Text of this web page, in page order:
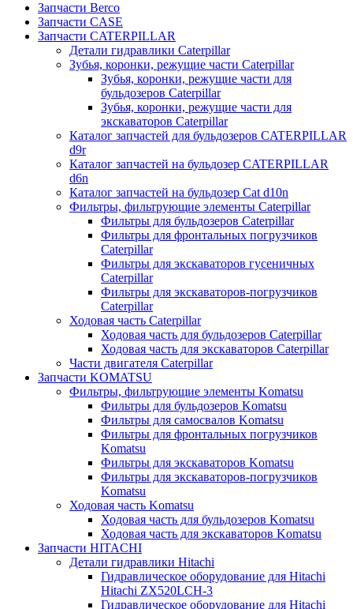
Запчасти Berco
Запчасти CASE
Запчасти CATERPILLAR
Детали гидравлики Caterpillar
Зубья, коронки, режущие части Caterpillar
Зубья, коронки, режущие части для
бульдозеров Caterpillar
Зубья, коронки, режущие части для
экскаваторов Caterpillar
Каталог запчастей для бульдозеров CATERPILLAR
d9r
Каталог запчастей на бульдозер CATERPILLAR
d6n
Каталог запчастей на бульдозер Сat d10n
Фильтры, фильтрующие элементы Caterpillar
Фильтры для бульдозеров Caterpillar
Фильтры для фронтальных погрузчиков
Caterpillar
Фильтры для экскаваторов гусеничных
Caterpillar
Фильтры для экскаваторов-погрузчиков
Caterpillar
Ходовая часть Caterpillar
Ходовая часть для бульдозеров Caterpillar
Ходовая часть для экскаваторов Caterpillar
Части двигателя Caterpillar
Запчасти KOMATSU
Фильтры, фильтрующие элементы Komatsu
Фильтры для бульдозеров Komatsu
Фильтры для самосвалов Komatsu
Фильтры для фронтальных погрузчиков
Komatsu
Фильтры для экскаваторов Komatsu
Фильтры для экскаваторов-погрузчиков
Komatsu
Ходовая часть Komatsu
Ходовая часть для бульдозеров Komatsu
Ходовая часть для экскаваторов Komatsu
Запчасти HITACHI
Детали гидравлики Hitachi
Гидравлическое оборудование для Hitachi
Hitachi ZX520LCH-3
Гидравлическое оборудование для Hitachi